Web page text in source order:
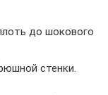
до шокового
стенки.